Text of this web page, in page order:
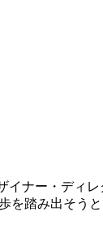
イナー・ディ
を踏み出そう